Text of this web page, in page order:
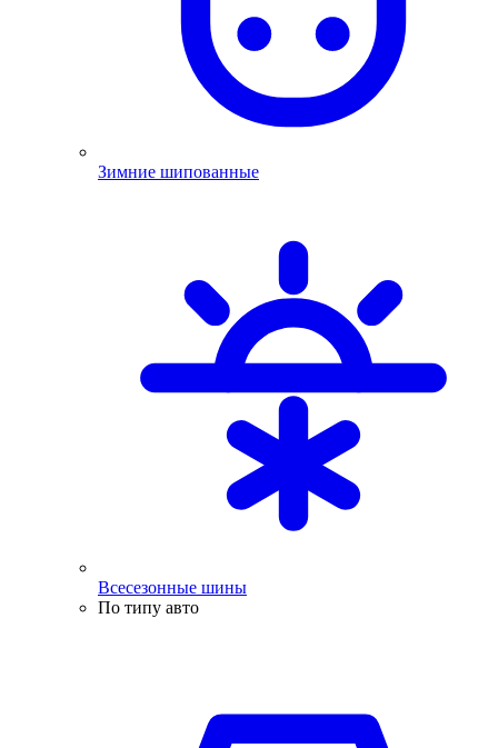
Зимние шипованные
Всесезонные шины
По типу авто